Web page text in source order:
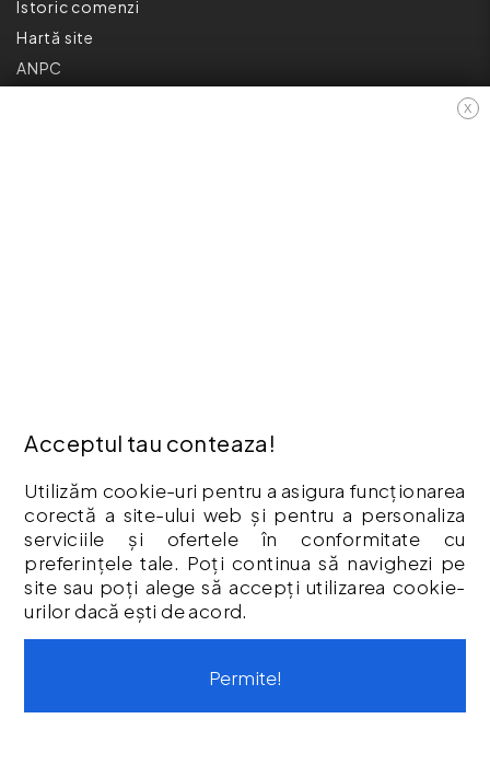
X
Acceptul tau conteaza!
Utilizăm cookie-uri pentru a asigura funcționarea
corectă a site-ului web și pentru a personaliza
serviciile și ofertele în conformitate cu
preferințele tale. Poți continua să navighezi pe
site sau poți alege să accepți utilizarea cookie-
urilor dacă ești de acord.
Permite!
Istoric comenzi
Hartă site
ANPC
CONTUL MEU
Istoric comenzi
Listă Favorite
Newsletter
Formular de retur
Formular de garanție